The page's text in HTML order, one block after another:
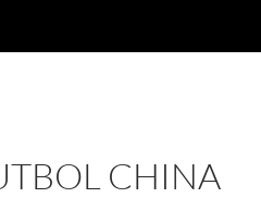
CHINA